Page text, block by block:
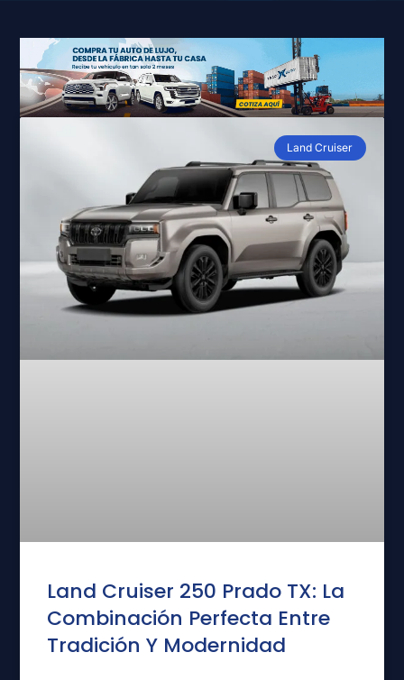
Land Cruiser
Land Cruiser 250 Prado TX: La
Combinación Perfecta Entre
Tradición Y Modernidad